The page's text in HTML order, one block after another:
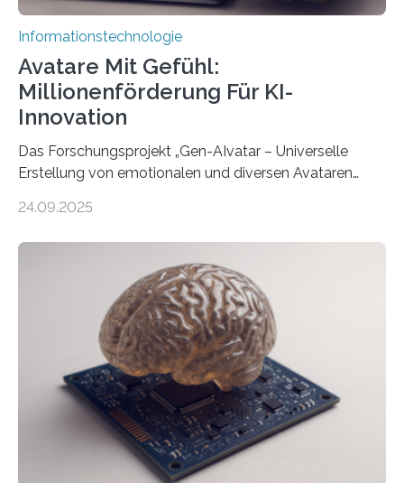
Informationstechnologie
Avatare Mit Gefühl:
Millionenförderung Für KI-
Innovation
Das Forschungsprojekt „Gen-AIvatar – Universelle
Erstellung von emotionalen und diversen Avataren
Förderung in Höhe von rund 2 Millionen Euro. Dabei
der Universität Bonn und der TH Köln gemeinsam mit
der MindPort GmbH eine neuartige, KI-gestützte
Lösung zur Erzeugung von Emotionen für realistische
Avatare. Gen-AIvatar entwickelt innovative und
kosteneffiziente Methoden, um lebensechte Avatare zu
erstellen. „Besonders wichtig ist uns eine ganzheitliche
Animation, bei der Stimme, Körperbewegung, Gestik
und Mimik im Einklang sind…
24.09.2025